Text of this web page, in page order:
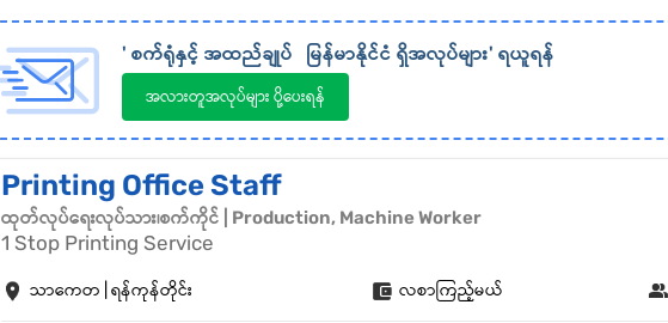
' စက်ရုံနှင့် အထည်ချုပ် မြန်မာနိုင်ငံ ရှိအလုပ်များ' ရယူရန်
အလားတူအလုပ်များ ပို့ပေးရန်
Printing Office Staff
ထုတ်လုပ်ရေးလုပ်သား၊စက်ကိုင် | Production, Machine Worker
1 Stop Printing Service
သာကေတ | ရန်ကုန်တိုင်း လစာကြည့်မယ်